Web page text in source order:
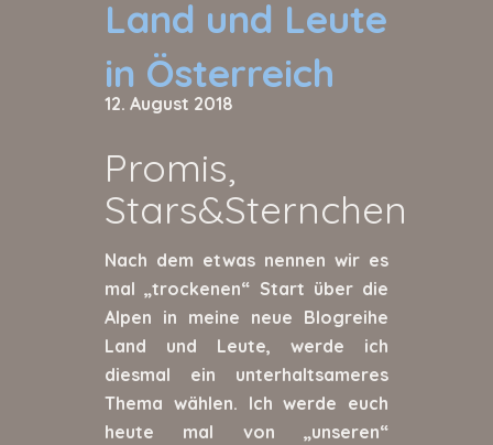
Land und Leute
in Österreich
12. August 2018
Promis,
Stars&Sternchen
Nach dem etwas nennen wir es
mal „trockenen“ Start über die
Alpen in meine neue Blogreihe
Land und Leute, werde ich
diesmal ein unterhaltsameres
Thema wählen. Ich werde euch
heute mal von „unseren“